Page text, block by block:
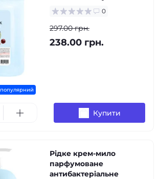
популярний
0
297.00 грн.
238.00 грн.
Купити
Рідке крем-мило
парфумоване
антибактеріальне